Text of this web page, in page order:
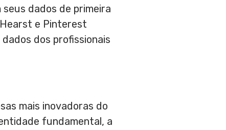
dados de primeira
e Pinterest
dos profissionais
mais inovadoras do
fundamental, a